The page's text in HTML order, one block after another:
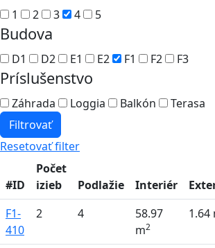
1 2 3 4 5
Budova
D1 D2 E1 E2 F1 F2 F3
Príslušenstvo
Záhrada Loggia Balkón
Terasa
Filtrovať
Resetovať filter
#ID
Počet
izieb
Podlažie Interiér
F1-
410
2 4
58.97
m2
1.64